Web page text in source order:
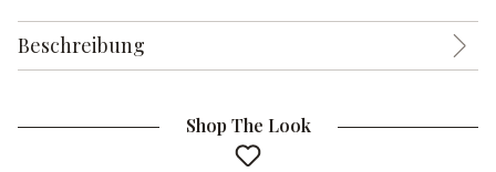
Beschreibung
Shop The Look